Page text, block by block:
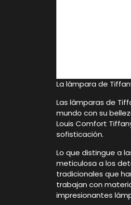
La lámpara de
Las lámparas de
mundo con su
Louis Comfort
sofisticación.
Lo que distingue a
meticulosa a los
tradicionales que
trabajan con
impresionantes